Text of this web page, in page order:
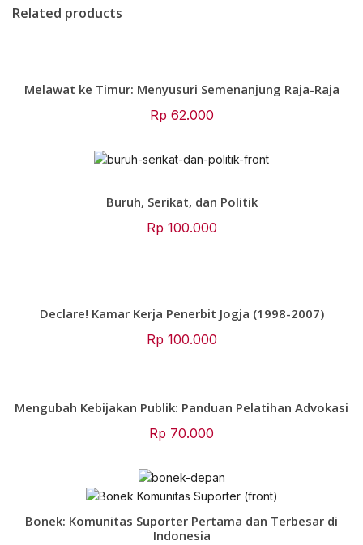
Related products
Melawat ke Timur: Menyusuri Semenanjung Raja-Raja
Rp 62.000
Buruh, Serikat, dan Politik
Rp 100.000
Declare! Kamar Kerja Penerbit Jogja (1998-2007)
Rp 100.000
Mengubah Kebijakan Publik: Panduan Pelatihan Advokasi
Rp 70.000
Bonek: Komunitas Suporter Pertama dan Terbesar di
Indonesia